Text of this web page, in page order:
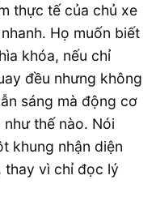
thực tế của chủ xe
Họ muốn biết
khóa, nếu chỉ
đều nhưng không
sáng mà động cơ
thế nào. Nói
khung nhận diện
thay vì chỉ đọc lý